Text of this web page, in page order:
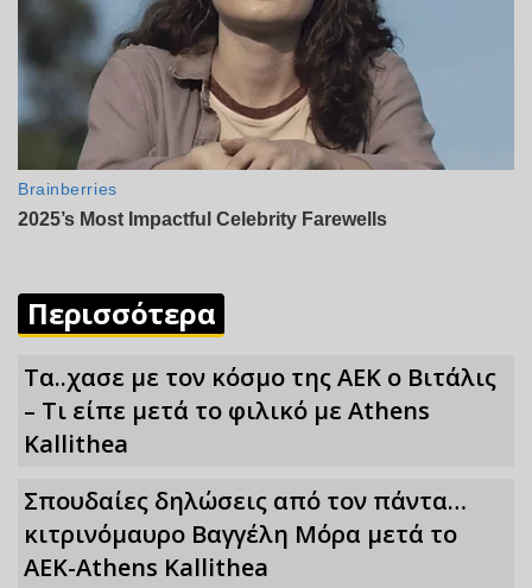
Περισσότερα
Τα..χασε με τον κόσμο της ΑΕΚ ο Βιτάλις
– Τι είπε μετά το φιλικό με Athens
Kallithea
Σπουδαίες δηλώσεις από τον πάντα…
κιτρινόμαυρο Βαγγέλη Μόρα μετά το
ΑΕΚ-Athens Kallithea